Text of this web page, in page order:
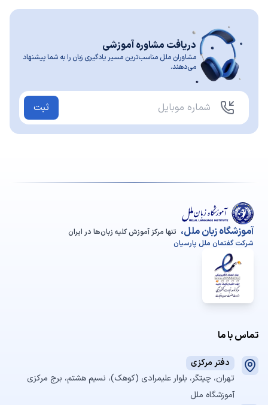
دریافت مشاوره آموزشی
مشاوران ملل مناسب‌ترین مسیر یادگیری زبان را به شما پیشنهاد
می‌دهند.
ثبت
آموزشگاه زبان ملل، تنها مرکز آموزش کلیه زبان‌ها در ایران
شرکت گفتمان ملل پارسیان
تماس با ما
دفتر مرکزی
تهران، چیتگر، بلوار علیمرادی (کوهک)، نسیم هشتم، برج مرکزی
آموزشگاه ملل